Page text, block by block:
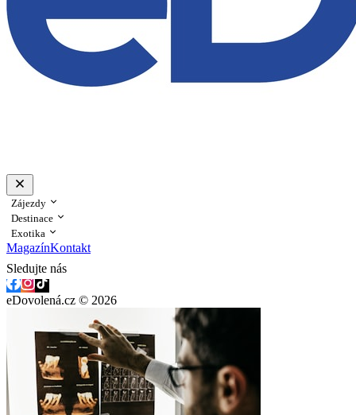
Zájezdy
Destinace
Exotika
MagazínKontakt
Sledujte nás
eDovolená.cz © 2026